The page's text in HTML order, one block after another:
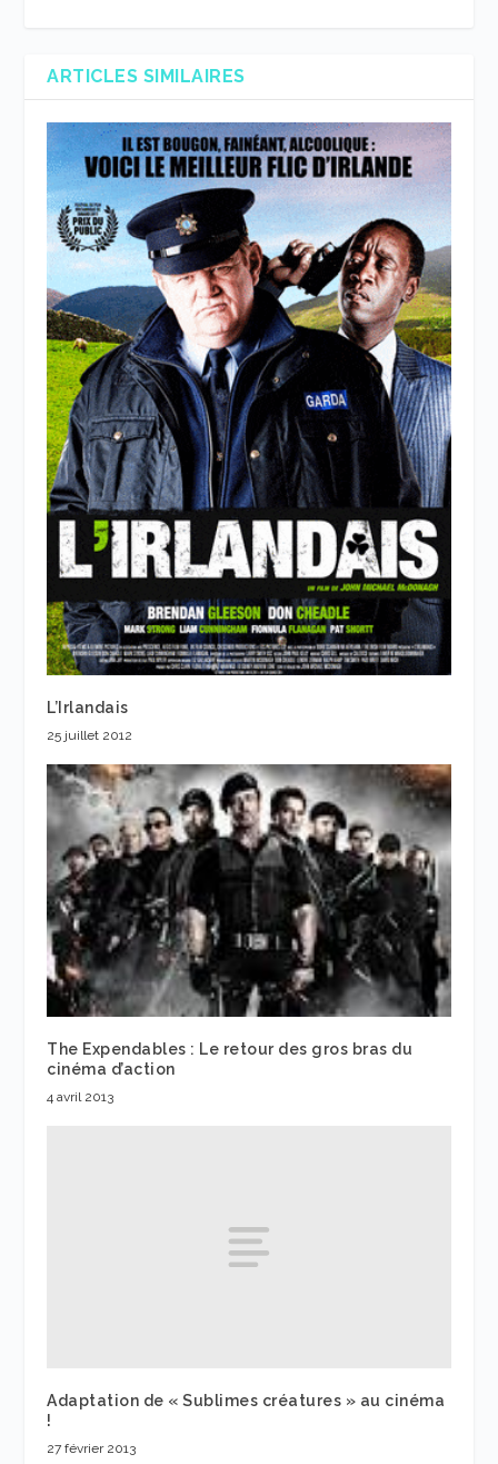
ARTICLES SIMILAIRES
L’Irlandais
25 juillet 2012
The Expendables : Le retour des gros bras du
cinéma d’action
4 avril 2013
Adaptation de « Sublimes créatures » au cinéma
!
27 février 2013